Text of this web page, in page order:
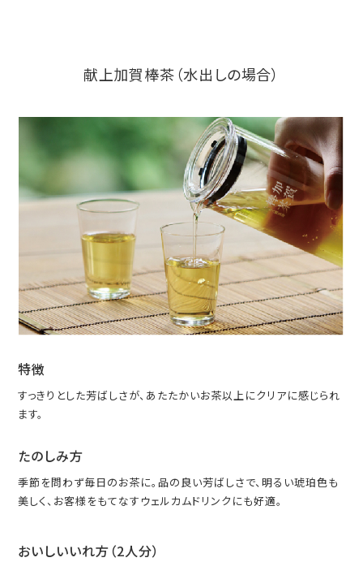
献上加賀棒茶（水出しの場合）
特徴
すっきりとした芳ばしさが、あたたかいお茶以上にクリアに感じられ
ます。
たのしみ方
季節を問わず毎日のお茶に。品の良い芳ばしさで、明るい琥珀色も
美しく、お客様をもてなすウェルカムドリンクにも好適。
おいしいいれ方（2人分）